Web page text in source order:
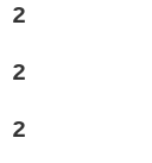
2
2
2